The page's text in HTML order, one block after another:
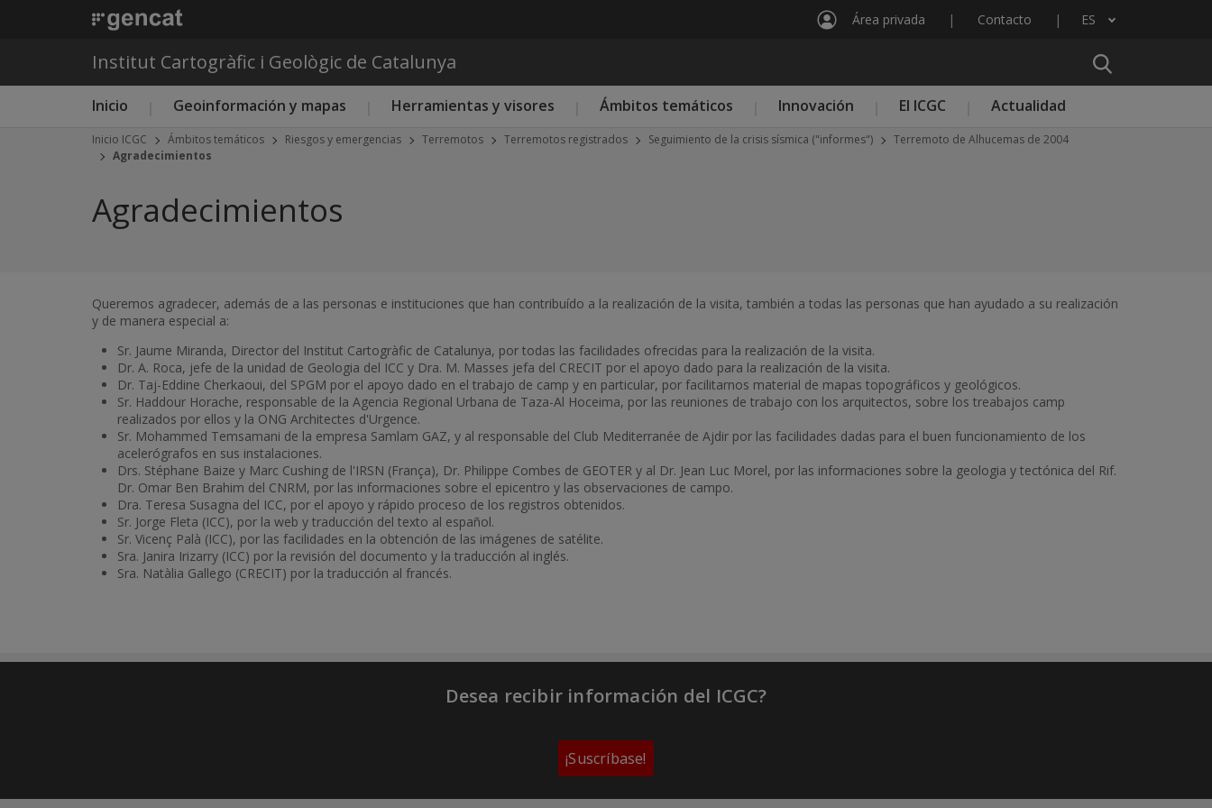
Área privada Contacto ES
Lista adicional de acciones
Institut Cartogràfic i Geològic de Catalunya
Menú principal ICGC
Inicio Geoinformación y mapas Herramientas y visores Ámbitos temáticos Innovación El ICGC Actualidad
Inicio ICGC Ámbitos temáticos Riesgos y emergencias Terremotos Terremotos registrados Seguimiento de la crisis sísmica ("informes")
Terremoto de Alhucemas de 2004
Agradecimientos
Agradecimientos
Queremos agradecer, además de a las personas e instituciones que han contribuído a la realización de la visita, también a todas las personas que han ayudado a su realización
y de manera especial a:
Sr. Jaume Miranda, Director del Institut Cartogràfic de Catalunya, por todas las facilidades ofrecidas para la realización de la visita.
Dr. A. Roca, jefe de la unidad de Geologia del ICC y Dra. M. Masses jefa del CRECIT por el apoyo dado para la realización de la visita.
Dr. Taj-Eddine Cherkaoui, del SPGM por el apoyo dado en el trabajo de camp y en particular, por facilitarnos material de mapas topográficos y geológicos.
Sr. Haddour Horache, responsable de la Agencia Regional Urbana de Taza-Al Hoceima, por las reuniones de trabajo con los arquitectos, sobre los treabajos camp
realizados por ellos y la ONG Architectes d'Urgence.
Sr. Mohammed Temsamani de la empresa Samlam GAZ, y al responsable del Club Mediterranée de Ajdir por las facilidades dadas para el buen funcionamiento de los
acelerógrafos en sus instalaciones.
Drs. Stéphane Baize y Marc Cushing de l'IRSN (França), Dr. Philippe Combes de GEOTER y al Dr. Jean Luc Morel, por las informaciones sobre la geologia y tectónica del Rif.
Dr. Omar Ben Brahim del CNRM, por las informaciones sobre el epicentro y las observaciones de campo.
Dra. Teresa Susagna del ICC, por el apoyo y rápido proceso de los registros obtenidos.
Sr. Jorge Fleta (ICC), por la web y traducción del texto al español.
Sr. Vicenç Palà (ICC), por las facilidades en la obtención de las imágenes de satélite.
Sra. Janira Irizarry (ICC) por la revisión del documento y la traducción al inglés.
Sra. Natàlia Gallego (CRECIT) por la traducción al francés.
Desea recibir información del ICGC?
¡Suscríbase!